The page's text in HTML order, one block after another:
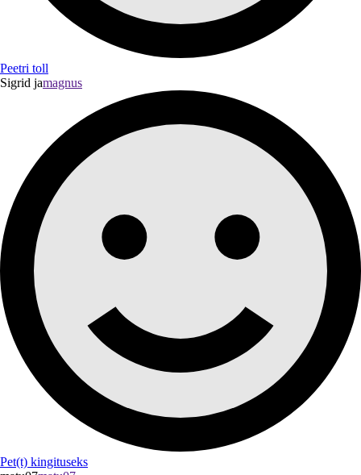
Peetri toll
Sigrid jamagnus
Pet(t) kingituseks